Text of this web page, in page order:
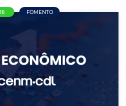
FOMENTO
AcenmCDL |
13/março